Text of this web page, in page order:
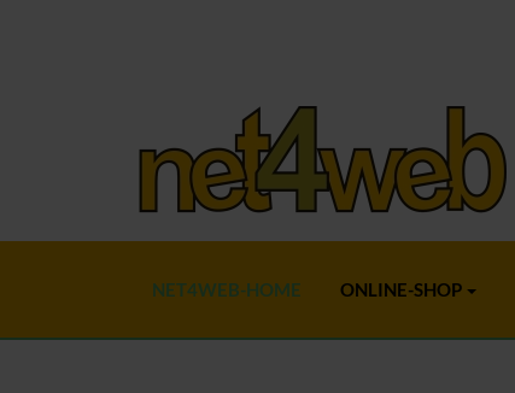
NET4WEB-HOME ONLINE-SHOP